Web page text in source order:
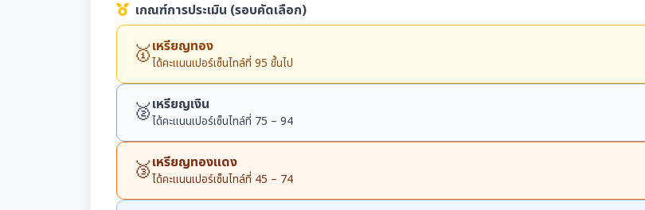
เกณฑ์การประเมิน (รอบคัดเลือก)
🥇เหรียญทอง
ได้คะแนนเปอร์เซ็นไทล์ที่ 95 ขึ้นไป
🥈เหรียญเงิน
ได้คะแนนเปอร์เซ็นไทล์ที่ 75 – 94
🥉เหรียญทองแดง
ได้คะแนนเปอร์เซ็นไทล์ที่ 45 – 74